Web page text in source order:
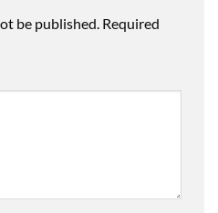
be published. Required